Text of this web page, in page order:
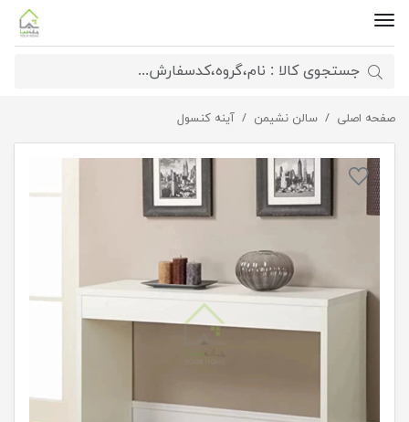
صفحه اصلی سالن نشیمن آینه کنسول کنسول مینیمال ساده